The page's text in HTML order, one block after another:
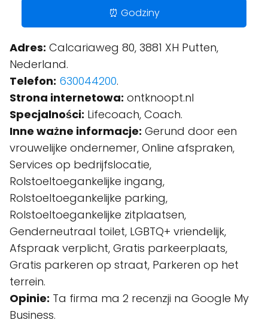
⏰ Godziny
Adres: Calcariaweg 80, 3881 XH Putten,
Nederland.
Telefon: 630044200.
Strona internetowa: ontknoopt.nl
Specjalności: Lifecoach, Coach.
Inne ważne informacje: Gerund door een
vrouwelijke ondernemer, Online afspraken,
Services op bedrijfslocatie,
Rolstoeltoegankelijke ingang,
Rolstoeltoegankelijke parking,
Rolstoeltoegankelijke zitplaatsen,
Genderneutraal toilet, LGBTQ+ vriendelijk,
Afspraak verplicht, Gratis parkeerplaats,
Gratis parkeren op straat, Parkeren op het
terrein.
Opinie: Ta firma ma 2 recenzji na Google My
Business.